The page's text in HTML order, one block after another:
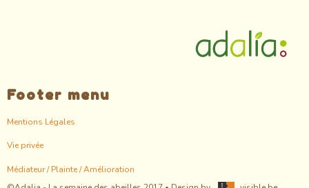
Footer menu
Mentions Légales
Vie privée
Médiateur / Plainte / Amélioration